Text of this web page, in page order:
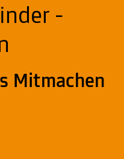
-
Mitmachen